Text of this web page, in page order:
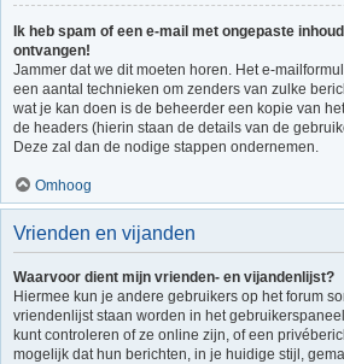
Ik heb spam of een e-mail met ongepaste
ontvangen!
Jammer dat we dit moeten horen. Het e-
een aantal technieken om zenders van zulke
wat je kan doen is de beheerder een kopie van
de headers (hierin staan de details van de
Deze zal dan de nodige stappen ondernemen.
Omhoog
Vrienden en vijanden
Waarvoor dient mijn vrienden- en vijandenlijst?
Hiermee kun je andere gebruikers op het forum
vriendenlijst staan worden in het
kunt controleren of ze online zijn, of een
mogelijk dat hun berichten, in je huidige stijl,